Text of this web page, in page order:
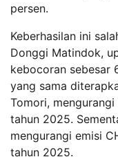
persen.
Keberhasilan ini
Donggi Matindok,
kebocoran sebesar
yang sama
Tomori,
tahun 2025.
mengurangi emisi
tahun 2025.